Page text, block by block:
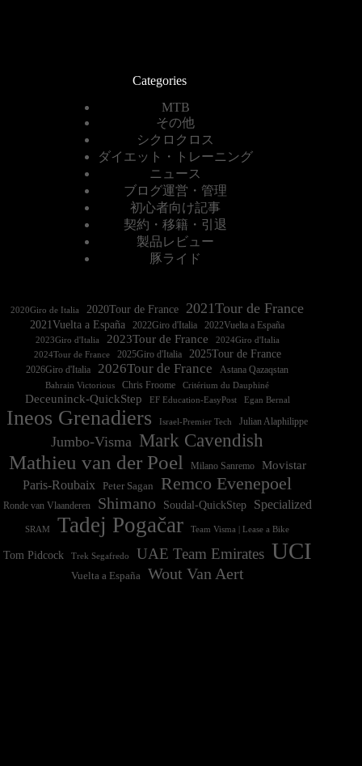
Categories
MTB
その他
シクロクロス
ダイエット・トレーニング
ニュース
ブログ運営・管理
初心者向け記事
契約・移籍・引退
製品レビュー
豚ライド
2020Giro de Italia 2020Tour de France 2021Tour de France
2021Vuelta a España 2022Vuelta a España
2023Giro d'Italia 2023Tour de France
2024Giro d'Italia‏
2024Tour de France
2025Giro d'Italia 2025Tour de France
2026Giro d'Italia 2026Tour de France Astana Qazaqstan
Bahrain Victorious Chris Froome Critérium du Dauphiné
Deceuninck-QuickStep EF Education-EasyPost Egan Bernal
Ineos Grenadiers Israel-Premier Tech Julian Alaphilippe
Jumbo-Visma Mark Cavendish
Mathieu van der Poel Milano Sanremo
Movistar
Paris-Roubaix
Peter Sagan Remco Evenepoel
Ronde van Vlaanderen Shimano Soudal-QuickStep Specialized
SRAM Tadej Pogačar Team Visma | Lease a Bike
Tom Pidcock Trek Segafredo UAE Team Emirates UCI
Vuelta a España Wout Van Aert